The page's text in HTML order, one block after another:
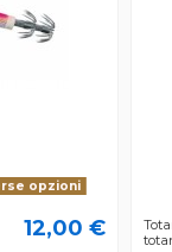
opzioni
12,00 €